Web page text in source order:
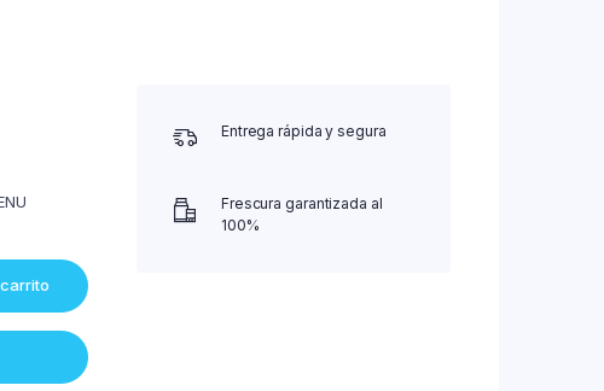
Entrega rápida y segura
Frescura garantizada al
100%